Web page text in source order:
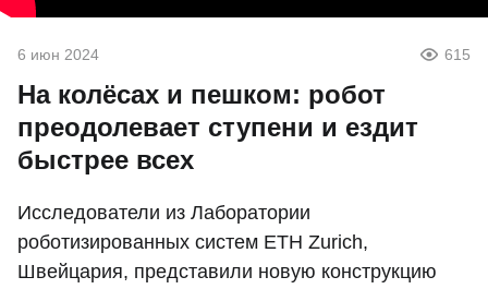
6 июн 2024 615
На колёсах и пешком: робот
преодолевает ступени и ездит
быстрее всех
Исследователи из Лаборатории
роботизированных систем ETH Zurich,
Швейцария, представили новую конструкцию